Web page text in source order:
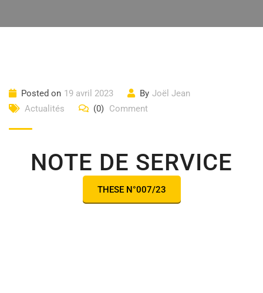
Posted on 19 avril 2023 By Joël Jean
Actualités
(0) Comment
NOTE DE SERVICE
THESE N°007/23